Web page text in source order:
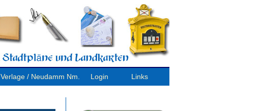
Verlage / Neudamm Nm. Login Links